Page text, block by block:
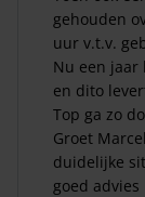
gehouden
uur v.t.v.
Nu een jaar
en dito
Top ga zo
Groet
duidelijke
goed advies